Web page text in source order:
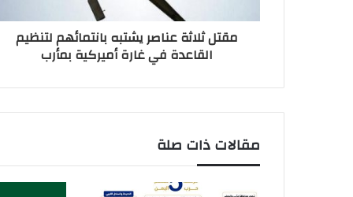
مقتل ثلاثة عناصر يشتبه بانتمائهم لتنظيم
القاعدة في غارة أميركية بمأرب
مقالات ذات صلة